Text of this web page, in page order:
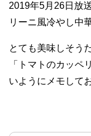
2019年5月26日放
リーニ風冷やし中
とても美味しそう
「トマトのカッペ
いようにメモして